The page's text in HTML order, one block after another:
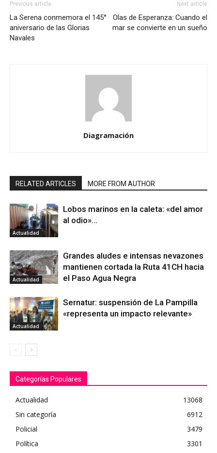
Previous article
La Serena conmemora el 145°
aniversario de las Glorias
Navales
Next article
Olas de Esperanza: Cuando el
mar se convierte en un sueño
Diagramación
RELATED ARTICLES MORE FROM AUTHOR
Actualidad
Lobos marinos en la caleta: «del amor
al odio»…
Actualidad
Grandes aludes e intensas nevazones
mantienen cortada la Ruta 41CH hacia
el Paso Agua Negra
Actualidad
Sernatur: suspensión de La Pampilla
«representa un impacto relevante»
Categorías Populares
Actualidad
13068
Sin categoría
6912
Policial
3479
Política
3301